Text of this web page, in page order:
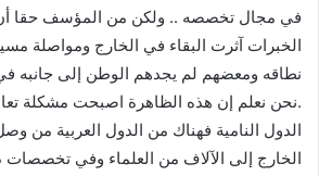
في مجال تخصصه .. ولكن من المؤسف حقا أن
الخبرات آثرت البقاء في الخارج ومواصلة
نطاقه ومعضهم لم يجدهم الوطن إلى جانبه
.نحن نعلم إن هذه الظاهرة اصبحت مشكلة
الدول النامية فهناك من الدول العربية من
الخارج إلى الآلاف من العلماء وفي تخصصات